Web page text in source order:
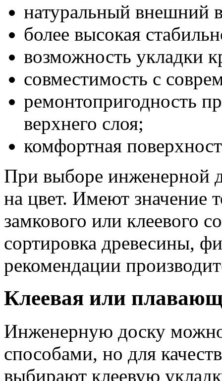
натуральный внешний
более высокая
возможность укладки
совместимость с
ремонтопригодность
верхнего слоя;
комфортная
При выборе инженерной
на цвет. Имеют значение
замкового или клеевого
сортировка древесины,
рекомендации
Клеевая или
Инженерную доску
способами, но для
выбирают клеевую